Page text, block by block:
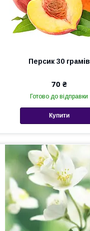
Персик 30 грамів
70 ₴
Готово до відправки
Купити